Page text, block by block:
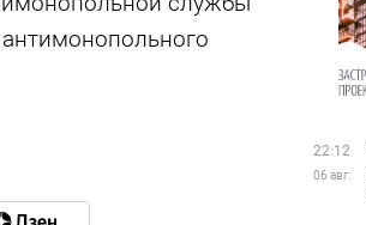
22:12
06 авг.